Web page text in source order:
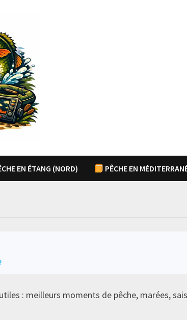
EN ÉTANG (NORD) PÊCHE EN
: meilleurs moments de pêche, marées,